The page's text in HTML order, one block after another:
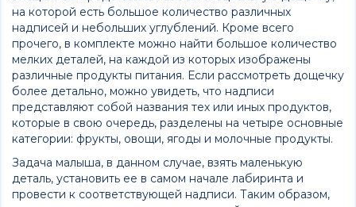
на которой есть большое количество различных
надписей и небольших углублений. Кроме всего
прочего, в комплекте можно найти большое количество
мелких деталей, на каждой из которых изображены
различные продукты питания. Если рассмотреть дощечку
более детально, можно увидеть, что надписи
представляют собой названия тех или иных продуктов,
которые в свою очередь, разделены на четыре основные
категории: фрукты, овощи, ягоды и молочные продукты.
Задача малыша, в данном случае, взять маленькую
деталь, установить ее в самом начале лабиринта и
провести к соответствующей надписи. Таким образом,